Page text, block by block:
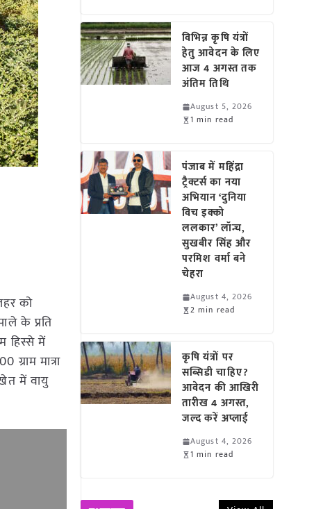
को
के प्रति
हिस्से में
मात्रा
में वायु
विभिन्न कृषि यंत्रों
हेतु आवेदन के लिए
आज 4 अगस्त तक
अंतिम तिथि
August 5, 2026
1 min read
पंजाब में महिंद्रा
ट्रैक्टर्स का नया
अभियान ‘दुनिया
विच इक्को
ललकार’ लॉन्च,
सुखबीर सिंह और
परमिश वर्मा बने
चेहरा
August 4, 2026
2 min read
कृषि यंत्रों पर
सब्सिडी चाहिए?
आवेदन की आखिरी
तारीख 4 अगस्त,
जल्द करें अप्लाई
August 4, 2026
1 min read